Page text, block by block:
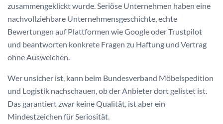
zusammengeklickt wurde. Seriöse Unternehmen haben eine
nachvollziehbare Unternehmensgeschichte, echte
Bewertungen auf Plattformen wie Google oder Trustpilot
und beantworten konkrete Fragen zu Haftung und Vertrag
ohne Ausweichen.
Wer unsicher ist, kann beim Bundesverband Möbelspedition
und Logistik nachschauen, ob der Anbieter dort gelistet ist.
Das garantiert zwar keine Qualität, ist aber ein
Mindestzeichen für Seriosität.